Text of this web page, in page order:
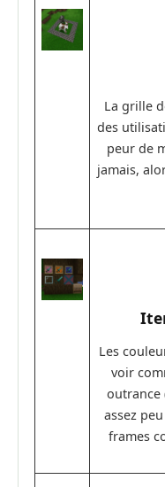
La grille
des
peur de
jamais,
Les
voir
outrance
assez
frames